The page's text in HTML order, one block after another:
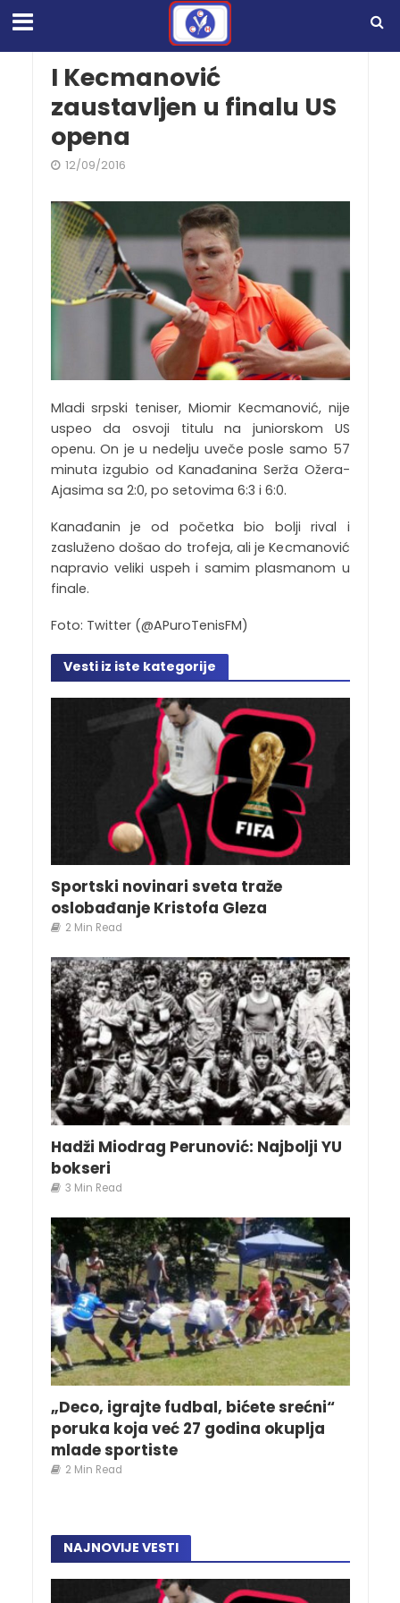
I Kecmanović
zaustavljen u finalu US
opena
12/09/2016
Mladi srpski teniser, Miomir Kecmanović, nije
uspeo da osvoji titulu na juniorskom US
openu. On je u nedelju uveče posle samo 57
minuta izgubio od Kanađanina Serža Ožera-
Ajasima sa 2:0, po setovima 6:3 i 6:0.
Kanađanin je od početka bio bolji rival i
zasluženo došao do trofeja, ali je Kecmanović
napravio veliki uspeh i samim plasmanom u
finale.
Foto: Twitter (@APuroTenisFM)
Vesti iz iste kategorije
Sportski novinari sveta traže
oslobađanje Kristofa Gleza
2 Min Read
Hadži Miodrag Perunović: Najbolji YU
bokseri
3 Min Read
„Deco, igrajte fudbal, bićete srećni“
poruka koja već 27 godina okuplja
mlade sportiste
2 Min Read
NAJNOVIJE VESTI